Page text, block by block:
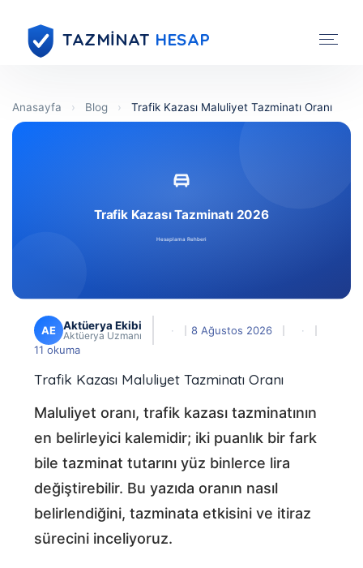
TAZMİNAT HESAP
Anasayfa › Blog › Trafik Kazası Maluliyet Tazminatı Oranı
AE Aktüerya Ekibi
Aktüerya Uzmanı · 8 Ağustos 2026
·
11 okuma
Trafik Kazası Maluliyet Tazminatı Oranı
Maluliyet oranı, trafik kazası tazminatının
en belirleyici kalemidir; iki puanlık bir fark
bile tazminat tutarını yüz binlerce lira
değiştirebilir. Bu yazıda oranın nasıl
belirlendiğini, tazminata etkisini ve itiraz
sürecini inceliyoruz.